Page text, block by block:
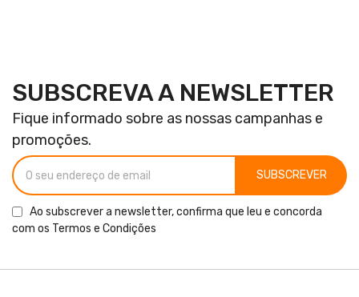
SUBSCREVA A NEWSLETTER
Fique informado sobre as nossas campanhas e
promoções.
SUBSCREVER
Ao subscrever a newsletter, confirma que leu e concorda
com os Termos e Condições